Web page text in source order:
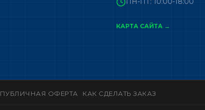
КАРТА САЙТА →
ПУБЛИЧНАЯ ОФЕРТА
КАК СДЕЛАТЬ ЗАКАЗ